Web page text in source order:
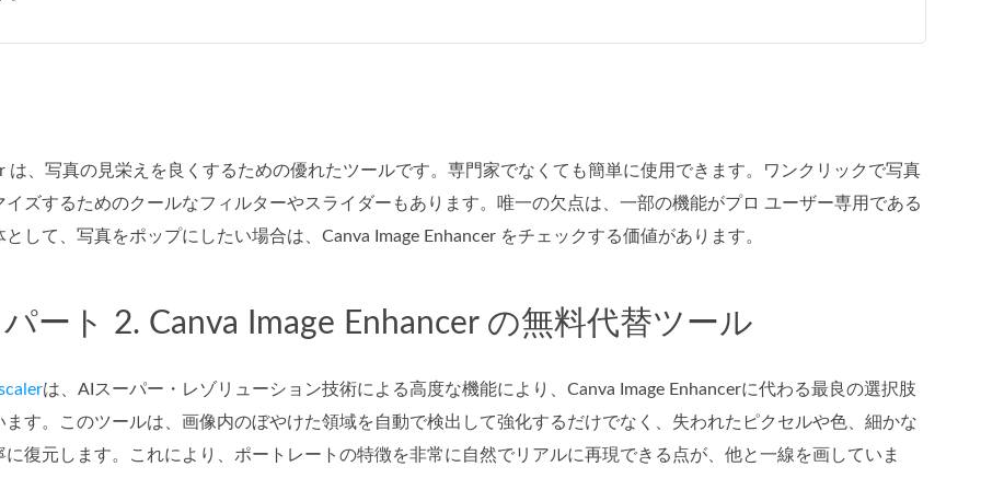
は、写真の見栄えを良くするための優れたツールです。専門家でなくても簡単に使用できます。ワンクリックで写真
イズするためのクールなフィルターやスライダーもあります。唯一の欠点は、一部の機能がプロ ユーザー専用である
して、写真をポップにしたい場合は、Canva Image Enhancer をチェックする価値があります。
パート 2. Canva Image Enhancer の無料代替ツール
は、AIスーパー・レゾリューション技術による高度な機能により、Canva Image Enhancerに代わる最良の選択肢
ます。このツールは、画像内のぼやけた領域を自動で検出して強化するだけでなく、失われたピクセルや色、細かな
に復元します。これにより、ポートレートの特徴を非常に自然でリアルに再現できる点が、他と一線を画していま